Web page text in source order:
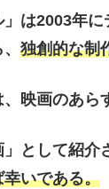
」は2003年
独創的な制
映画のあら
として紹介
いである。